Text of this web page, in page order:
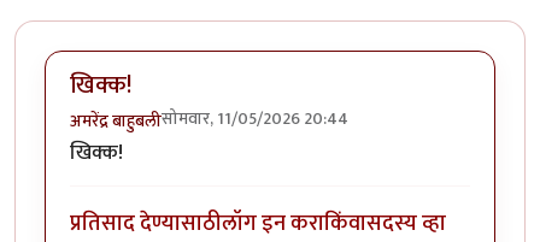
खिक्क!
अमरेंद्र बाहुबलीसोमवार, 11/05/2026 20:44
खिक्क!
प्रतिसाद देण्यासाठीलॉग इन कराकिंवासदस्य व्हा